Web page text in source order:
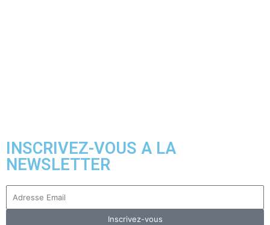
INSCRIVEZ-VOUS A LA
NEWSLETTER
Inscrivez-vous